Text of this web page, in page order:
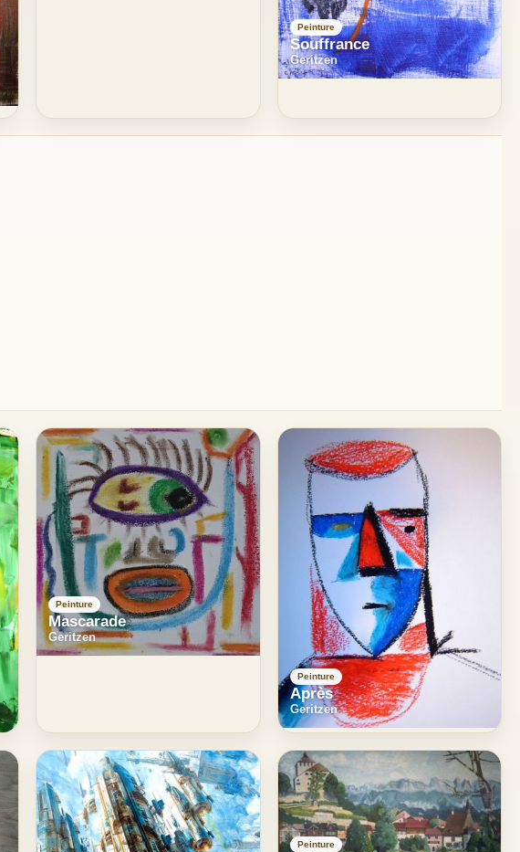
Peinture
Souffrance
Geritzen
Peinture
Mascarade
Geritzen
Peinture
Après
Geritzen
Peinture